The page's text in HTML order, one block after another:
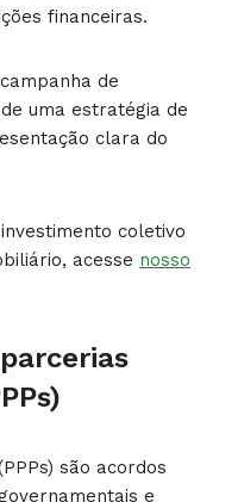
financeiras.
de
uma estratégia de
clara do
coletivo
acesse nosso
são acordos
e